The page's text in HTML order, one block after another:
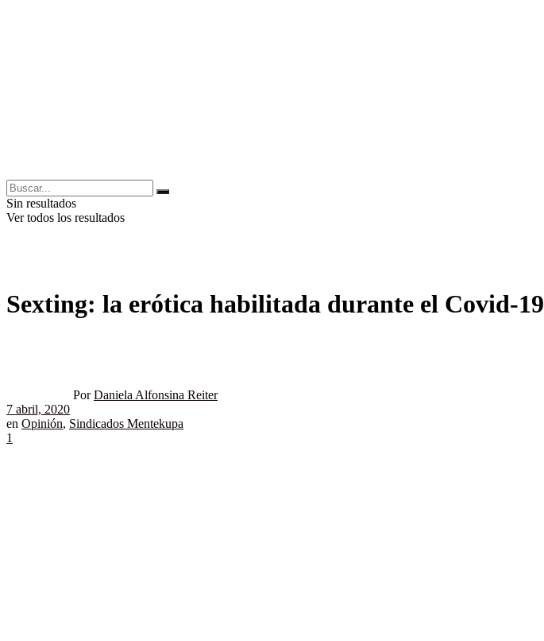
Sin resultados
Ver todos los resultados
Sexting: la erótica habilitada durante el Covid-19
Por Daniela Alfonsina Reiter
7 abril, 2020
en Opinión, Sindicados Mentekupa
1